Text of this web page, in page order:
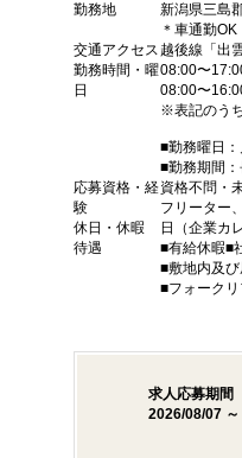
勤務地
新潟県三島
＊車通勤OK
交通アクセス 越後線「出
勤務時間・曜
日
08:00〜
08:00〜
※表記のう
■勤務曜
■勤務期間：
応募資格・経
験
資格不問・
フリーター
休日・休暇
日（企業カ
待遇
■有給休暇■
■敷地内及
■フォーク
求人応募期間
2026/08/07